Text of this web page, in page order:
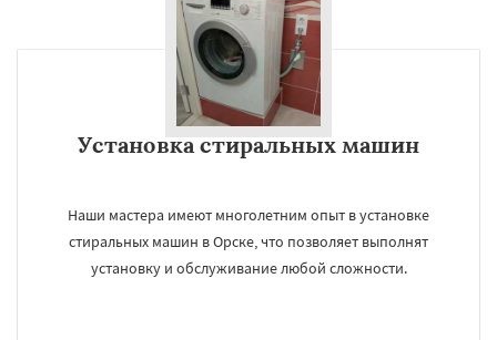
Установка стиральных машин
Наши мастера имеют многолетним опыт в установке
стиральных машин в Орске, что позволяет выполнят
установку и обслуживание любой сложности.
Даю согласие на обработку персональных данных